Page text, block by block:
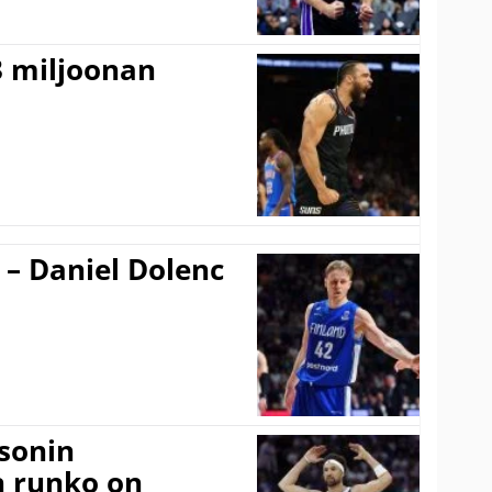
miljoonan
Daniel Dolenc
runko on